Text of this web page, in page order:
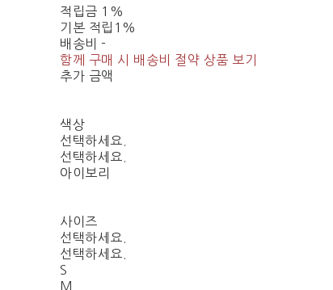
적립금 1%
기본 적립 1%
배송비 -
함께 구매 시 배송비 절약 상품 보기
추가 금액
색상
선택하세요.
선택하세요.
아이보리
사이즈
선택하세요.
선택하세요.
S
M